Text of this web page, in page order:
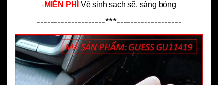
-MIỄN PHÍ Vệ sinh sạch sẽ, sáng bóng
--------------------***-------------------